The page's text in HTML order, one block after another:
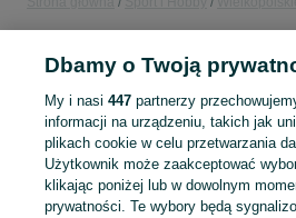
SPORT I HOBBY
KATEGORIA
Dbamy o Twoją
My i nasi 447partnerzy
informacji na urządzeniu, takich jak
plikach cookie w celu przetwarzania
Użytkownik może zaakceptować
klikając poniżej lub w dowolnym
prywatności. Te wybory będą